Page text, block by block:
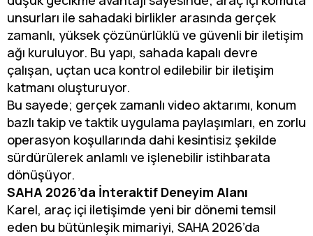
unsurları ile sahadaki birlikler arasında gerçek
zamanlı, yüksek çözünürlüklü ve güvenli bir iletişim
ağı kuruluyor. Bu yapı, sahada kapalı devre
çalışan, uçtan uca kontrol edilebilir bir iletişim
katmanı oluşturuyor.
Bu sayede; gerçek zamanlı video aktarımı, konum
bazlı takip ve taktik uygulama paylaşımları, en zorlu
operasyon koşullarında dahi kesintisiz şekilde
sürdürülerek anlamlı ve işlenebilir istihbarata
dönüşüyor.
SAHA 2026’da İnteraktif Deneyim Alanı
Karel, araç içi iletişimde yeni bir dönemi temsil
eden bu bütünleşik mimariyi, SAHA 2026’da